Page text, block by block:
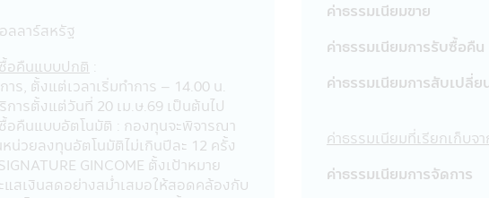
ดทำเพื่อให้บริษัทฯ สามารถให้บริการสินค้าทางการเงินแก่ลูกค้า ซึ่งข้อมูลประกอ
งท่าน ซึ่งได้จากใบสมัครเปิดบัญชีและข้อมูลของท่านเพื่อใช้บริการทางอินเตอร์เน็
มเติมจากท่านอีกเมื่อท่านใช้ศูนยบริการและดูแลลูกค้าของบริษัทฯผ่านระบบออน
ยิ่งขึ้นทีเหมาะกับท่าน
บดูแลรหัสผ่านนั้นเป็นสิ่งที่ลูกค้าต้องรับผิดชอบ โปรดแน่ใจว่ารหัสผ่านของท่านไม่ไ
แจ้งทางบริษัทฯ ทันทีที่พบว่ามีการใช้รหัสผ่านโดยที่ไม่ได้รับอนุญาตจากท่านหรือมี
ลลาร์สหรัฐ
อคืนแบบปกติ :
าร, ตั้งแต่เวลาเริ่มทำการ – 14.00 น.
การตั้งแต่วันที่ 20 เม.ษ.69 เป็นต้นไป
คืนแบบอัตโนมัติ : กองทุนจะพิจารณา
น่วยลงทุนอัตโนมัติไม่เกินปีละ 12 ครั้ง
GINCOME ตั้งเป้าหมาย
แสเงินสดอย่างสม่ำเสมอให้สอดคล้องกับ
ค่าธรรมเนียมขาย
ค่าธรรมเนียมการรับซื้อคืน
ค่าธรรมเนียมการสับเปลี่ย
ค่าธรรมเนียมที่เรียกเก็บ
ค่าธรรมเนียมการจัดการ